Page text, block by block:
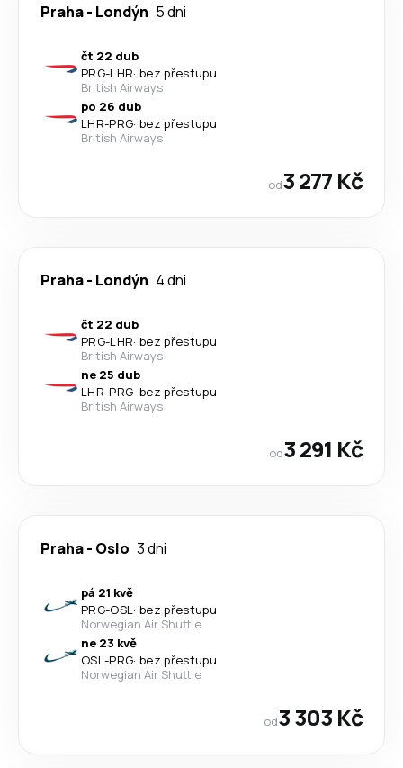
Praha- Londýn 5 dni
čt 22 dub
PRG-LHR· bez přestupu
British Airways
po 26 dub
LHR-PRG· bez přestupu
British Airways
od3 277 Kč
Praha- Londýn 4 dni
čt 22 dub
PRG-LHR· bez přestupu
British Airways
ne 25 dub
LHR-PRG· bez přestupu
British Airways
od3 291 Kč
Praha- Oslo 3 dni
pá 21 kvě
PRG-OSL· bez přestupu
Norwegian Air Shuttle
ne 23 kvě
OSL-PRG· bez přestupu
Norwegian Air Shuttle
od3 303 Kč